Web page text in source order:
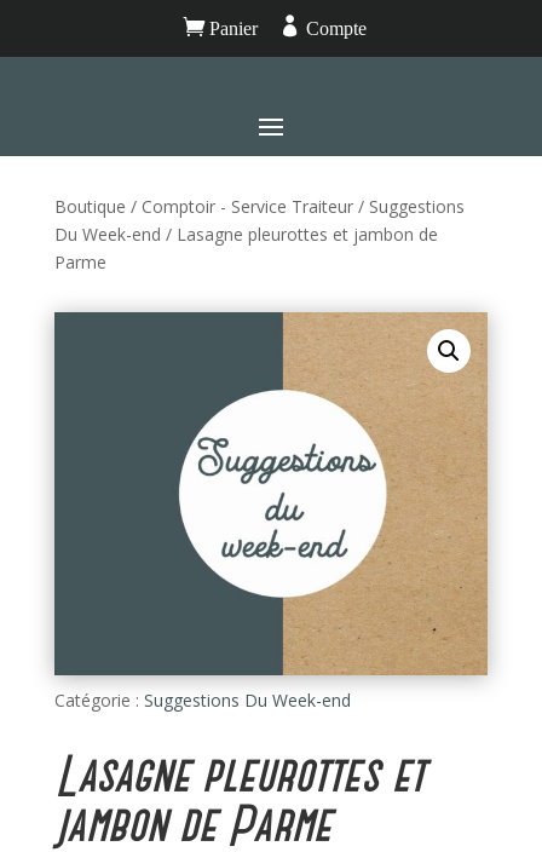
Panier  Compte
Boutique / Comptoir - Service Traiteur/ Suggestions
Du Week-end / Lasagne pleurottes et jambon de
Parme
Catégorie : Suggestions Du Week-end
Lasagne pleurottes et
jambon de Parme